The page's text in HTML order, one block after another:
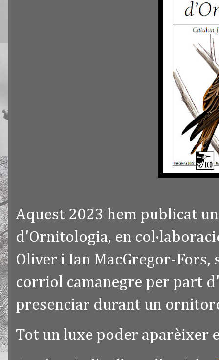
Aquest 2023 hem publicat
d'Ornitologia, en
Oliver i Ian MacGregor-
corriol camanegre per part
presenciar durant un
Tot un luxe poder aparèixer